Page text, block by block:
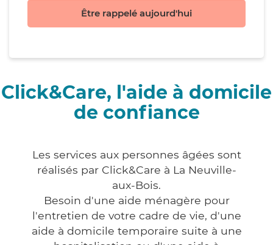
Être rappelé aujourd'hui
Click&Care, l'aide à domicile
de confiance
Les services aux personnes âgées sont
réalisés par Click&Care à La Neuville-
aux-Bois.
Besoin d'une aide ménagère pour
l'entretien de votre cadre de vie, d'une
aide à domicile temporaire suite à une